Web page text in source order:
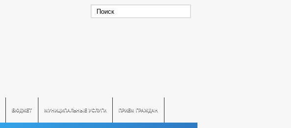
БЮДЖЕТ МУНИЦИПАЛЬНЫЕ УСЛУГИ ПРИЕМ ГРАЖДАН